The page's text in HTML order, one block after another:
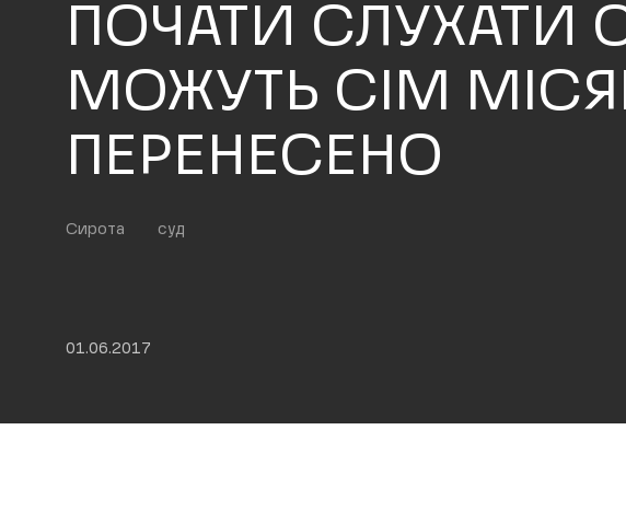
ПОЧАТИ СЛУХАТИ
МОЖУТЬ СІМ
ПЕРЕНЕСЕНО
Сирота суд
01.06.2017